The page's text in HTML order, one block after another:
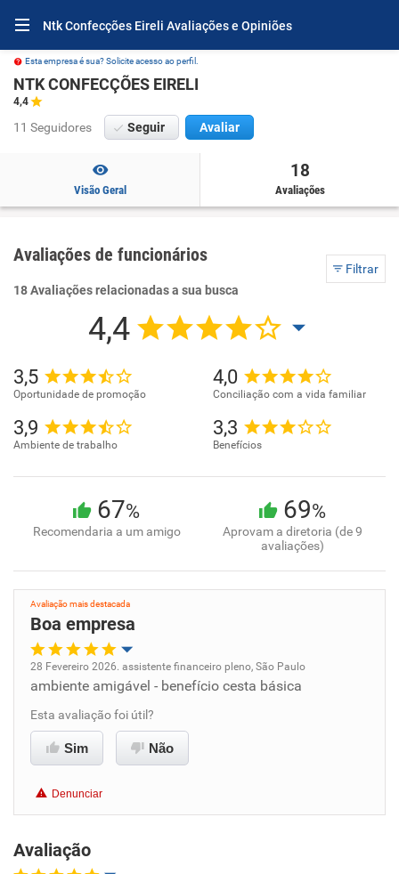
Ntk Confecções Eireli Avaliações e Opiniões
Esta empresa é sua? Solicite acesso ao perfil.
NTK CONFECÇÕES EIRELI
4,4
11 Seguidores Seguir Avaliar
Visão Geral
18
Avaliações
Avaliações de funcionários
Filtrar
18 Avaliações relacionadas a sua busca
4,4
3,5
Oportunidade de promoção
4,0
Conciliação com a vida familiar
3,9
Ambiente de trabalho
3,3
Benefícios
67%
Recomendaria a um amigo
69%
Aprovam a diretoria (de 9
avaliações)
Avaliação mais destacada
Boa empresa
Oportunidade de promoção
Ambiente de trabalho
Benefícios
Recomenda esta empresa
28 Fevereiro 2026. assistente financeiro pleno, São Paulo
ambiente amigável - benefício cesta básica
Esta avaliação foi útil?
Sim Não
Denunciar
Avaliação